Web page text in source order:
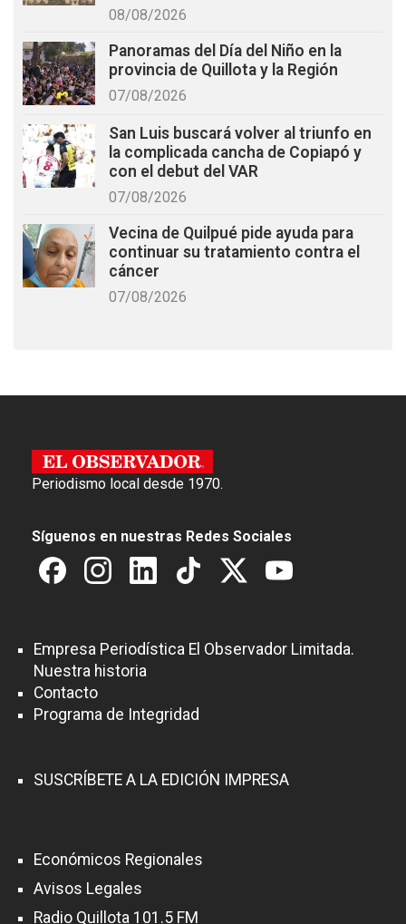
08/08/2026
Panoramas del Día del Niño en la
provincia de Quillota y la Región
07/08/2026
San Luis buscará volver al triunfo en
la complicada cancha de Copiapó y
con el debut del VAR
07/08/2026
Vecina de Quilpué pide ayuda para
continuar su tratamiento contra el
cáncer
07/08/2026
Periodismo local desde 1970.
Síguenos en nuestras Redes Sociales
Empresa Periodística El Observador Limitada.
Nuestra historia
Contacto
Programa de Integridad
SUSCRÍBETE A LA EDICIÓN IMPRESA
Económicos Regionales
Avisos Legales
Radio Quillota 101.5 FM